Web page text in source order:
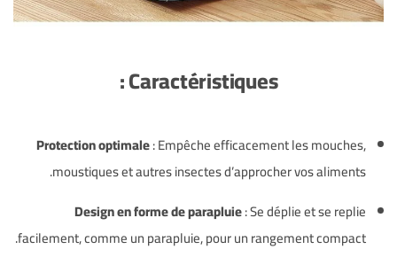
Caractéristiques :
Protection optimale: Empêche efficacement les mouches,
moustiques et autres insectes d’approcher vos aliments.
Design en forme de parapluie: Se déplie et se replie
facilement, comme un parapluie, pour un rangement compact.